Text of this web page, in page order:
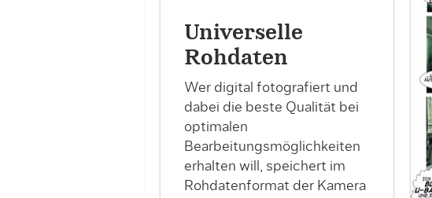
Universelle
Rohdaten
Wer digital fotografiert und
dabei die beste Qualität bei
optimalen
Bearbeitungsmöglichkeiten
erhalten will, speichert im
Rohdatenformat der Kamera